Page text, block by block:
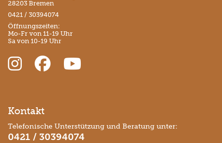
28203 Bremen
0421 / 30394074
Öffnungszeiten:
Mo-Fr von 11-19 Uhr
Sa von 10-19 Uhr
Kontakt
Telefonische Unterstützung und Beratung unter:
0421 / 30394074